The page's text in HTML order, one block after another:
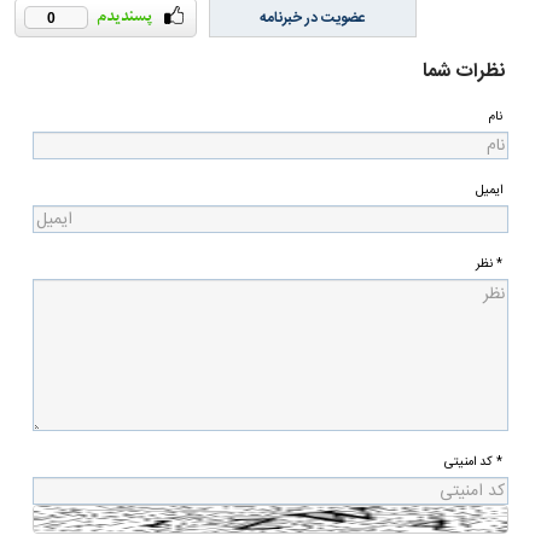
0 عضویت در خبرنامه
نظرات شما
نام
ایمیل
* نظر
* کد امنیتی